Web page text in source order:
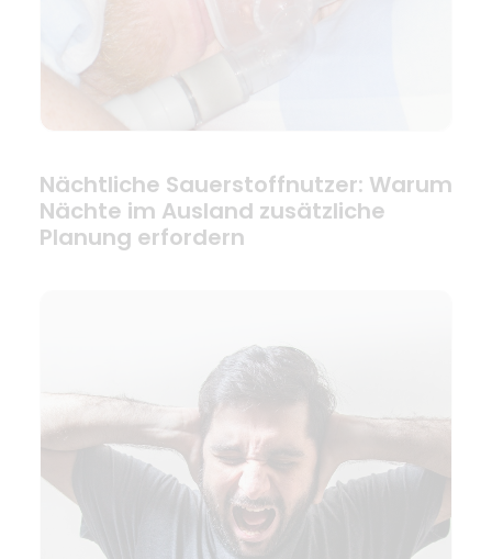
Nächtliche Sauerstoffnutzer: Warum
Nächte im Ausland zusätzliche
Planung erfordern